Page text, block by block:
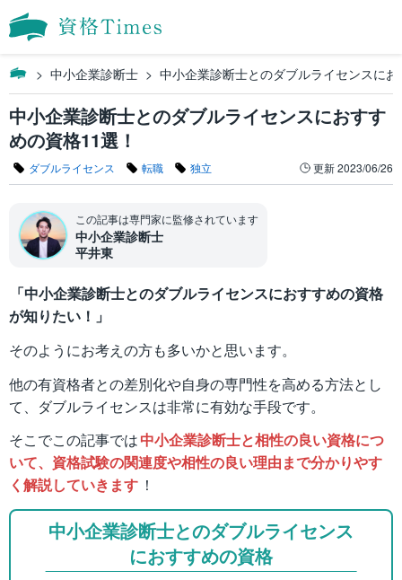
中小企業診断士 中小企業診断士とのダブルライセンスに
中小企業診断士とのダブルライセンスにおすす
めの資格11選！
ダブルライセンス 転職 独立 更新2023/06/26
この記事は専門家に監修されています
中小企業診断士
平井東
「中小企業診断士とのダブルライセンスにおすすめの資格
が知りたい！」
そのようにお考えの方も多いかと思います。
他の有資格者との差別化や自身の専門性を高める方法とし
て、ダブルライセンスは非常に有効な手段です。
そこでこの記事では中小企業診断士と相性の良い資格につ
いて、資格試験の関連度や相性の良い理由まで分かりやす
く解説していきます ！
中小企業診断士とのダブルライセンス
におすすめの資格